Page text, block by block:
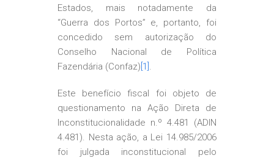
Estados, mais notadamente da
“Guerra dos Portos” e, portanto, foi
concedido sem autorização do
Conselho Nacional de Política
Fazendária (Confaz) [1] .
Este benefício fiscal foi objeto de
questionamento na Ação Direta de
Inconstitucionalidade n.º 4.481 (ADIN
4.481). Nesta ação, a Lei 14.985/2006
foi julgada inconstitucional pelo